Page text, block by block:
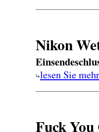
Nikon
lesen Sie mehr
Fuck